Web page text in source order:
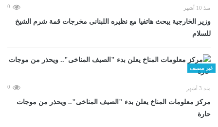
منذ 10 أشهر 0
وزير الخارجية يبحث هاتفيا مع نظيره اللبنانى مخرجات قمة شرم الشيخ
للسلام
غير مصنف
منذ 3 أشهر 0
مركز معلومات المناخ يعلن بدء "الصيف المناخى".. ويحذر من موجات
حارة